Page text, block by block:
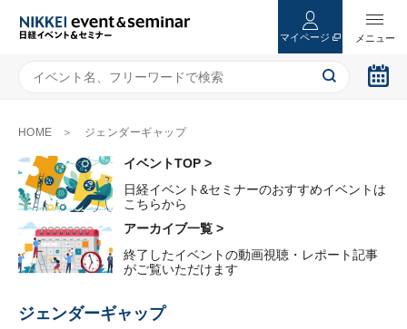
マイページ
HOME ジェンダーギャップ
イベントTOP >
日経イベント&セミナーのおすすめイベントは
こちらから
アーカイブ一覧 >
終了したイベントの動画視聴・レポート記事
がご覧いただけます
ジェンダーギャップ